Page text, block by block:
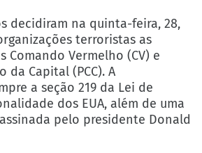
decidiram na quinta-feira, 28,
terroristas as
Comando Vermelho (CV) e
da Capital (PCC). A
a seção 219 da Lei de
dos EUA, além de uma
pelo presidente Donald